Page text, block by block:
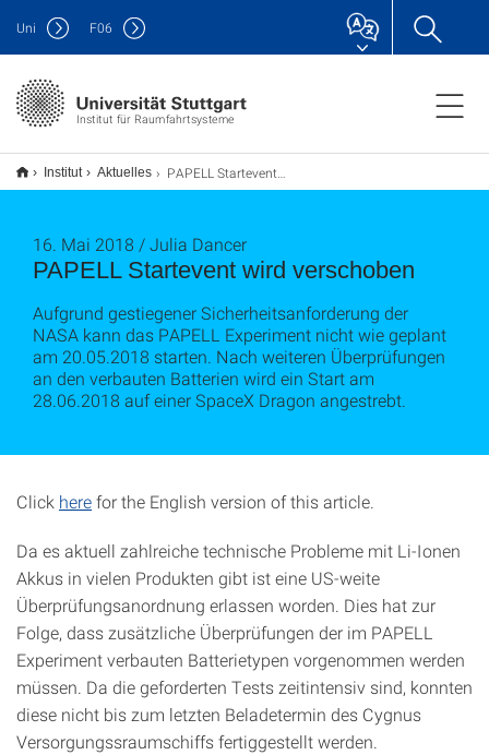
Institut für Raumfahrtsysteme
Uni F06
Institut Aktuelles PAPELL Startevent wird verschoben
PAPELL Startevent wird verschoben
16. Mai 2018 / Julia Dancer
Aufgrund gestiegener Sicherheitsanforderung der
NASA kann das PAPELL Experiment nicht wie geplant
am 20.05.2018 starten. Nach weiteren Überprüfungen
an den verbauten Batterien wird ein Start am
28.06.2018 auf einer SpaceX Dragon angestrebt.
Click herefor the English version of this article.
Da es aktuell zahlreiche technische Probleme mit Li-Ionen
Akkus in vielen Produkten gibt ist eine US-weite
Überprüfungsanordnung erlassen worden. Dies hat zur
Folge, dass zusätzliche Überprüfungen der im PAPELL
Experiment verbauten Batterietypen vorgenommen werden
müssen. Da die geforderten Tests zeitintensiv sind, konnten
diese nicht bis zum letzten Beladetermin des Cygnus
Versorgungssraumschiffs fertiggestellt werden.